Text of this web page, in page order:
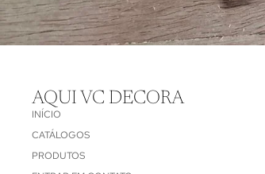
AQUI VC DECORA
INÍCIO
CATÁLOGOS
PRODUTOS